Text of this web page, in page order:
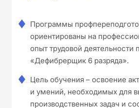
Программы
ориентированы на
опыт трудовой деятельности
«Дефибрерщик 6 разряда».
Цель обучения – освоение
и умений, необходимых для
производственных задач и